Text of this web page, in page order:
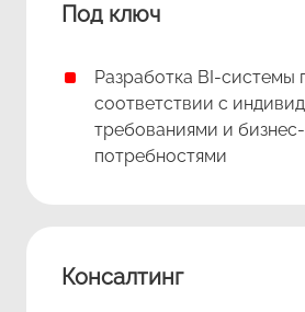
Под ключ
Разработка BI-системы
соответствии с
требованиями и бизнес-
потребностями
Консалтинг